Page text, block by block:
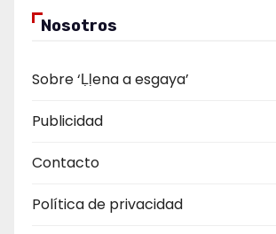
Nosotros
Sobre ‘Ḷḷena a esgaya’
Publicidad
Contacto
Política de privacidad